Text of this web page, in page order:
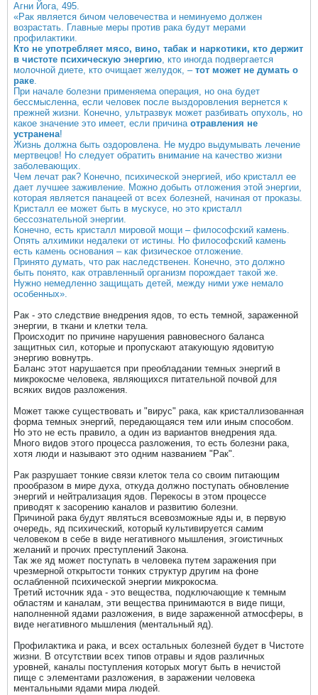
Агни Йога, 495.
«Рак является бичом человечества и неминуемо должен
возрастать. Главные меры против рака будут мерами
профилактики.
Кто не употребляет мясо, вино, табак и наркотики, кто держит
в чистоте психическую энергию, кто иногда подвергается
молочной диете, кто очищает желудок, – тот может не думать о
раке.
При начале болезни применяема операция, но она будет
бессмысленна, если человек после выздоровления вернется к
прежней жизни. Конечно, ультразвук может разбивать опухоль, но
какое значение это имеет, если причина отравления не
устранена!
Жизнь должна быть оздоровлена. Не мудро выдумывать лечение
мертвецов! Но следует обратить внимание на качество жизни
заболевающих.
Чем лечат рак? Конечно, психической энергией, ибо кристалл ее
дает лучшее заживление. Можно добыть отложения этой энергии,
которая является панацеей от всех болезней, начиная от проказы.
Кристалл ее может быть в мускусе, но это кристалл
бессознательной энергии.
Конечно, есть кристалл мировой мощи – философский камень.
Опять алхимики недалеки от истины. Но философский камень
есть камень основания – как физическое отложение.
Принято думать, что рак наследственен. Конечно, это должно
быть понято, как отравленный организм порождает такой же.
Нужно немедленно защищать детей, между ними уже немало
особенных».
Рак - это следствие внедрения ядов, то есть темной, зараженной
энергии, в ткани и клетки тела.
Происходит по причине нарушения равновесного баланса
защитных сил, которые и пропускают атакующую ядовитую
энергию вовнутрь.
Баланс этот нарушается при преобладании темных энергий в
микрокосме человека, являющихся питательной почвой для
всяких видов разложения.
Может также существовать и "вирус" рака, как кристаллизованная
форма темных энергий, передающаяся тем или иным способом.
Но это не есть правило, а один из вариантов внедрения яда.
Много видов этого процесса разложения, то есть болезни рака,
хотя люди и называют это одним названием "Рак".
Рак разрушает тонкие связи клеток тела со своим питающим
прообразом в мире духа, откуда должно поступать обновление
энергий и нейтрализация ядов. Перекосы в этом процессе
приводят к засорению каналов и развитию болезни.
Причиной рака будут являться всевозможные яды и, в первую
очередь, яд психический, который культивируется самим
человеком в себе в виде негативного мышления, эгоистичных
желаний и прочих преступлений Закона.
Так же яд может поступать в человека путем заражения при
чрезмерной открытости тонких структур другим на фоне
ослабленной психической энергии микрокосма.
Третий источник яда - это вещества, подключающие к темным
областям и каналам, эти вещества принимаются в виде пищи,
наполненной ядами разложения, в виде зараженной атмосферы, в
виде негативного мышления (ментальный яд).
Профилактика и рака, и всех остальных болезней будет в Чистоте
жизни. В отсутствии всех типов отравы и ядов различных
уровней, каналы поступления которых могут быть в нечистой
пище с элементами разложения, в заражении человека
ментальными ядами мира людей.